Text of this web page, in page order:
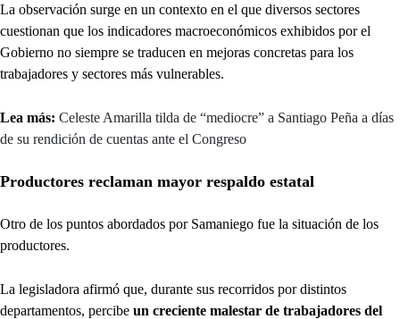
La observación surge en un contexto en el que diversos sectores
cuestionan que los indicadores macroeconómicos exhibidos por el
Gobierno no siempre se traducen en mejoras concretas para los
trabajadores y sectores más vulnerables.
Lea más: Celeste Amarilla tilda de “mediocre” a Santiago Peña a días
de su rendición de cuentas ante el Congreso
Productores reclaman mayor respaldo estatal
Otro de los puntos abordados por Samaniego fue la situación de los
productores.
La legisladora afirmó que, durante sus recorridos por distintos
departamentos, percibe un creciente malestar de trabajadores del